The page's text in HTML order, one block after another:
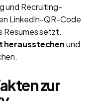
und Recruiting-
LinkedIn-QR-Code
Resumes setzt.
herausstechenund
zur